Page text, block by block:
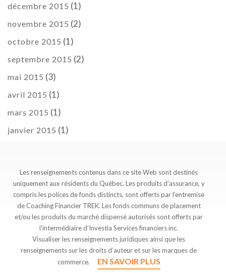
décembre 2015 (1)
novembre 2015 (2)
octobre 2015 (1)
septembre 2015 (2)
mai 2015 (3)
avril 2015 (1)
mars 2015 (1)
janvier 2015 (1)
Les renseignements contenus dans ce site Web sont destinés
uniquement aux résidents du Québec. Les produits d’assurance, y
compris les polices de fonds distincts, sont offerts par l’entremise
de Coaching Financier TREK. Les fonds communs de placement
et/ou les produits du marché dispensé autorisés sont offerts par
l’intermédiaire d’Investia Services financiers inc.
Visualiser les renseignements juridiques ainsi que les
renseignements sur les droits d’auteur et sur les marques de
commerce. EN SAVOIR PLUS